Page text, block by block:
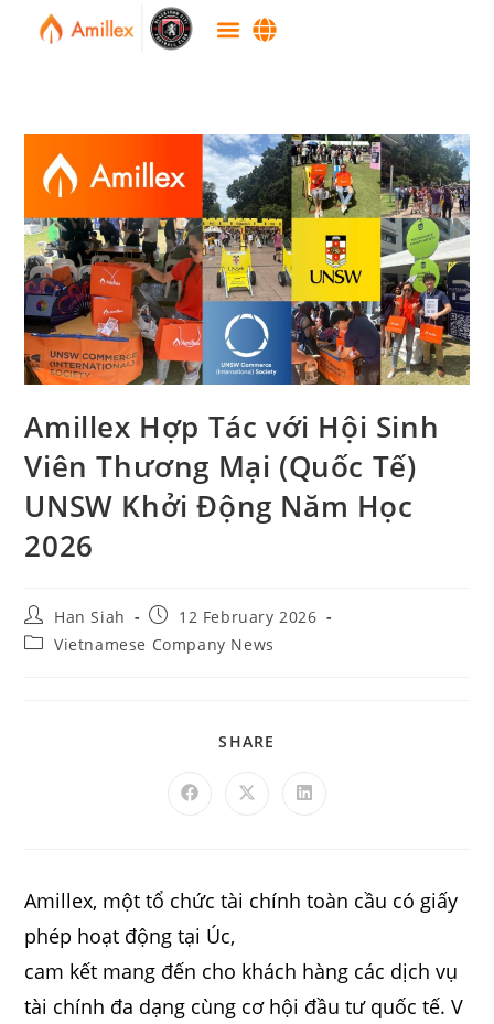
Amillex Hợp Tác với Hội Sinh
Viên Thương Mại (Quốc Tế)
UNSW Khởi Động Năm Học
2026
Han Siah
12 February 2026
Vietnamese Company News
SHARE
Amillex, một tổ chức tài chính toàn cầu có giấy
phép hoạt động tại Úc,
cam kết mang đến cho khách hàng các dịch vụ
tài chính đa dạng cùng cơ hội đầu tư quốc tế. V